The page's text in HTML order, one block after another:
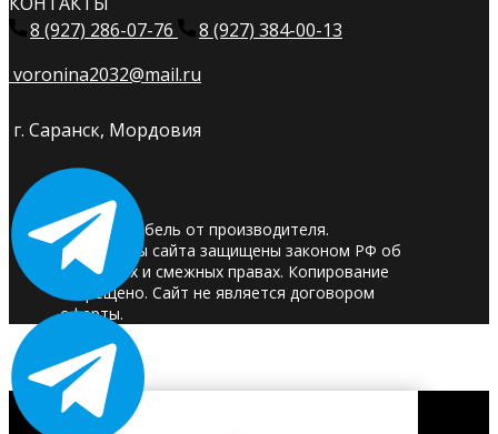
8 (927) 286-07-76
8 (927) 384-00-13
voronina2032@mail.ru
г. Саранск, Мордовия
© 2025. Мебель от производителя.
Материалы сайта защищены законом РФ об
авторских и смежных правах. Копирование
запрещено. Сайт не является договором
оферты.